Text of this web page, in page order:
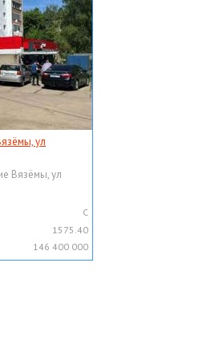
ул
Вязёмы, ул
C
1575.40
146 400 000